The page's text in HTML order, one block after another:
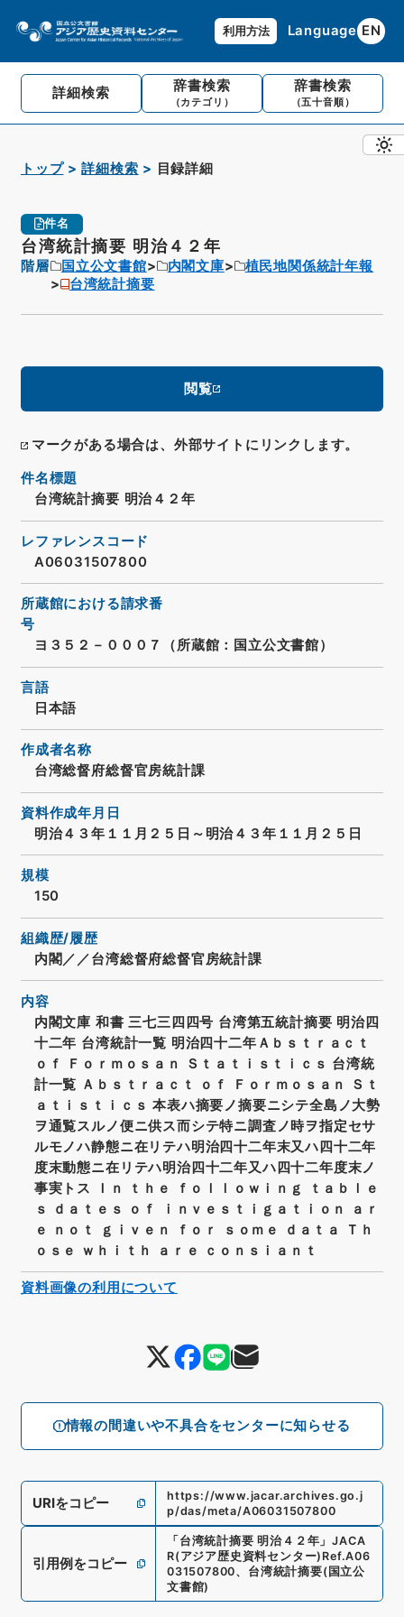
利用方法 Language EN
詳細検索 辞書検索
（カテゴリ）
辞書検索
（五十音順）
トップ 詳細検索 目録詳細
件名
台湾統計摘要 明治４２年
階層 国立公文書館 内閣文庫
植民地関係統計年報
台湾統計摘要
閲覧
マークがある場合は、外部サイトにリンクします。
情報の間違いや不具合をセンターに知らせる
件名標題
台湾統計摘要 明治４２年
レファレンスコード
A06031507800
所蔵館における請求番
号
ヨ３５２－０００７（所蔵館：国立公文書館）
言語
日本語
作成者名称
台湾総督府総督官房統計課
資料作成年月日
明治４３年１１月２５日～明治４３年１１月２５日
規模
150
組織歴/履歴
内閣／／台湾総督府総督官房統計課
内容
内閣文庫 和書 三七三四四号 台湾第五統計摘要 明治四
十二年 台湾統計一覧 明治四十二年Ａｂｓｔｒａｃｔ
ｏｆ Ｆｏｒｍｏｓａｎ Ｓｔａｔｉｓｔｉｃｓ 台湾統
計一覧 Ａｂｓｔｒａｃｔ ｏｆ Ｆｏｒｍｏｓａｎ Ｓｔ
ａｔｉｓｔｉｃｓ 本表ハ摘要ノ摘要ニシテ全島ノ大勢
ヲ通覧スルノ便ニ供ス而シテ特ニ調査ノ時ヲ指定セサ
ルモノハ静態ニ在リテハ明治四十二年末又ハ四十二年
度末動態ニ在リテハ明治四十二年又ハ四十二年度末ノ
事実トス Ｉｎ ｔｈｅ ｆｏｌｌｏｗｉｎｇ ｔａｂｌｅ
ｓ ｄａｔｅｓ ｏｆ ｉｎｖｅｓｔｉｇａｔｉｏｎ ａｒ
ｅ ｎｏｔ ｇｉｖｅｎ ｆｏｒ ｓｏｍｅ ｄａｔａ Ｔｈ
ｏｓｅ ｗｈｉｔｈ ａｒｅ ｃｏｎｓｉａｎｔ
URIをコピー
https://www.jacar.archives.go.j
p/das/meta/A06031507800
引用例をコピー
「 台湾統計摘要 明治４２年 」JACA
R(アジア歴史資料センター) Ref.A06
031507800、 台湾統計摘要( 国立公
文書館)
資料画像の利用について